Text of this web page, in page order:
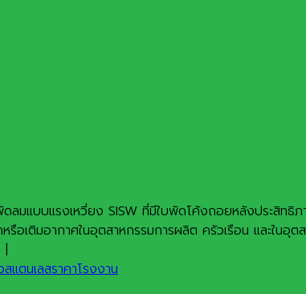
มแบบแรงเหวี่ยง SISW ที่มีใบพัดโค้งถอยหลังประสิท
เติมอากาศในอุตสาหกรรมการผลิต ครัวเรือน และในอุ
|
แตนเลสราคาโรงงาน